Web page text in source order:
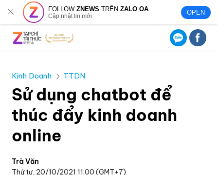
FOLLOWZNEWS TRÊNZALO OA
Cập nhật tin mới OPEN
Kinh Doanh TTDN
Sử dụng chatbot để
thúc đẩy kinh doanh
online
Trà Văn
Thứ tư, 20/10/2021 11:00 (GMT+7)